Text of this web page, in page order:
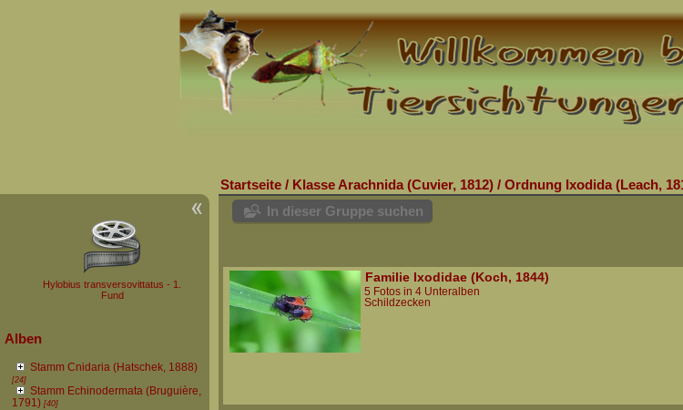
Hylobius transversovittatus - 1.
Fund
Alben
Stamm Cnidaria (Hatschek, 1888)
[24]
Stamm Echinodermata (Bruguière,
1791)[40]
Startseite / Klasse Arachnida (Cuvier, 1812) / Ordnung Ixodida (Leach,
In dieser Gruppe suchen
Familie Ixodidae (Koch, 1844)
5 Fotos in 4 Unteralben
Schildzecken